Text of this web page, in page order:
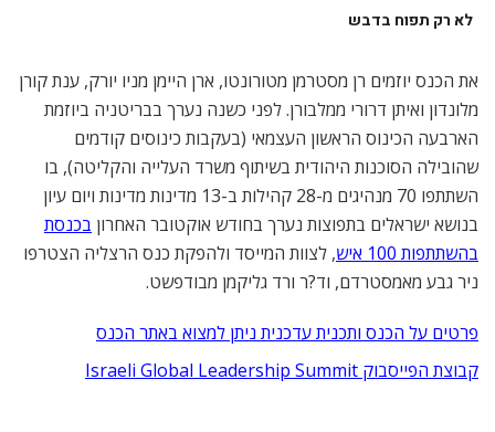
לא רק תפוח בדבש
את הכנס יוזמים רן מסטרמן מטורונטו,‬ ארן היימן מניו יורק,‬ ענת קורן
מלונדון ואיתן דרורי ממלבורן. לפני כשנה נערך בבריטניה ביוזמת
הארבעה הכינוס הראשון העצמאי (‬בעקבות כינוסים קודמים
שהובילה הסוכנות היהודית בשיתוף משרד העלייה והקליטה),‬ בו
השתתפו 70 מנהיגים מ-28 קהילות ב-13 מדינות מדינות ויום עיון
בנושא ישראלים בתפוצות נערך בחודש אוקטובר האחרון בכנסת
בהשתתפות 100 איש
, לצוות המייסד ולהפקת כנס הרצליה הצטרפו
ניר גבע מאמסטרדם, וד?ר ורד גליקמן מבודפשט.
פרטים על הכנס ותכנית עדכנית ניתן למצוא באתר הכנס
קבוצת הפייסבוק Israeli Global Leadership Summit